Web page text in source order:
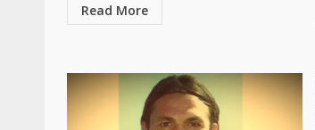
Read More